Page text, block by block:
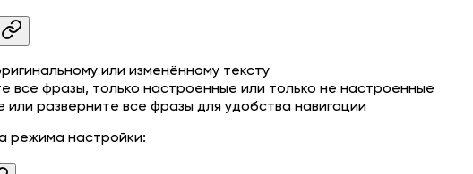
или изменённому тексту
все фразы, только настроенные или только не настроенные
или разверните все фразы для удобства навигации
режима настройки: